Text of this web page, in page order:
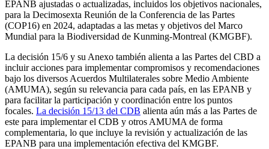
EPANB ajustadas o actualizadas, incluidos los objetivos nacionales,
para la Decimosexta Reunión de la Conferencia de las Partes
(COP16) en 2024, adaptadas a las metas y objetivos del Marco
Mundial para la Biodiversidad de Kunming-Montreal (KMGBF).
La decisión 15/6 y su Anexo también alienta a las Partes del CBD a
incluir acciones para implementar compromisos y recomendaciones
bajo los diversos Acuerdos Multilaterales sobre Medio Ambiente
(AMUMA), según su relevancia para cada país, en las EPANB y
para facilitar la participación y coordinación entre los puntos
focales. La decisión 15/13 del CDB alienta aún más a las Partes de
este para implementar el CDB y otros AMUMA de forma
complementaria, lo que incluye la revisión y actualización de las
EPANB para una implementación efectiva del KMGBF.